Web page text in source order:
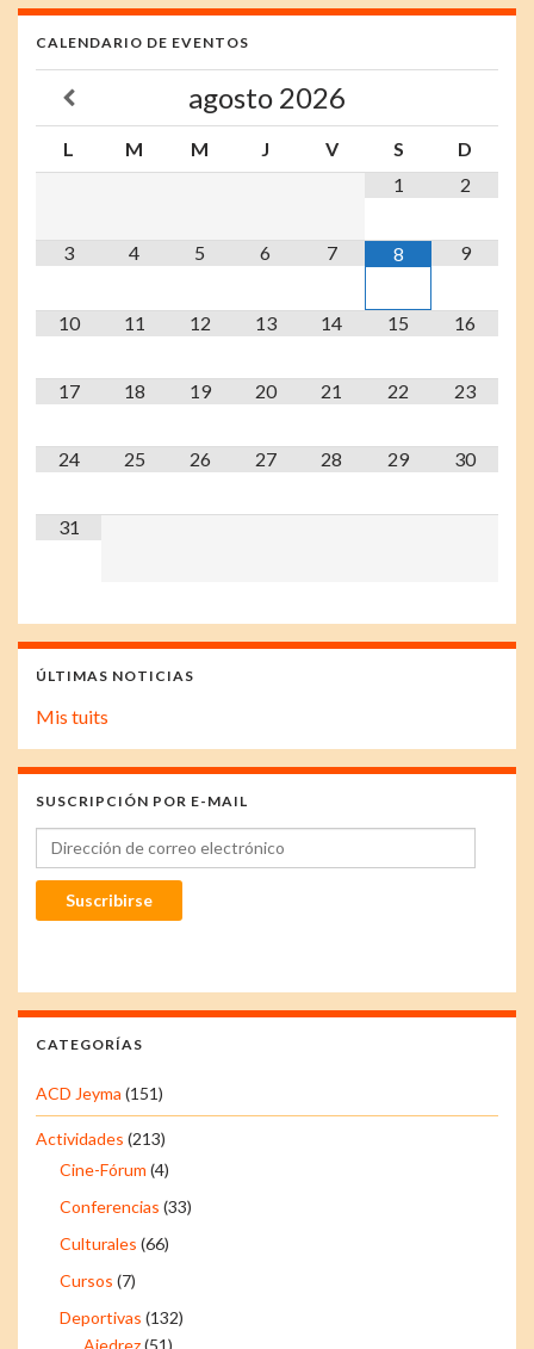
CALENDARIO DE EVENTOS
agosto 2026
L M M J V S
D
1
2
3 4 5 6 7 8 9
10 11 12 13 14 15 16
17 18 19 20 21 22 23
24 25 26 27 28 29 30
31
ÚLTIMAS NOTICIAS
Mis tuits
SUSCRIPCIÓN POR E-MAIL
Dirección de correo electrónico
Suscribirse
CATEGORÍAS
ACD Jeyma (151)
Actividades (213)
Cine-Fórum (4)
Conferencias (33)
Culturales (66)
Cursos (7)
Deportivas (132)
Ajedrez(51)